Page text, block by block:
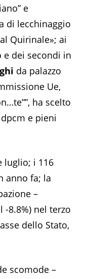
e
di lecchinaggio
Quirinale»; ai
e dei secondi in
da palazzo
Ue,
ha scelto
e pieni
luglio; i 116
anno fa; la
–
8.8%) nel terzo
dello Stato,
scomode –